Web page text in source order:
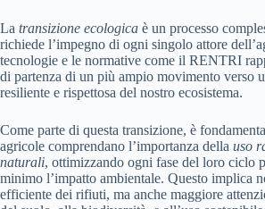
La transizione ecologica è un processo
richiede l’impegno di ogni singolo attore
tecnologie e le normative come il RENTRI
di partenza di un più ampio movimento verso
resiliente e rispettosa del nostro ecosistema.
Come parte di questa transizione, è
agricole comprendano l’importanza della uso
naturali, ottimizzando ogni fase del loro ciclo
minimo l’impatto ambientale. Questo implica
efficiente dei rifiuti, ma anche maggiore